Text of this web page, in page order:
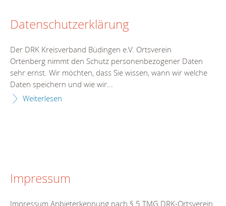
Datenschutzerklärung
Der DRK Kreisverband Büdingen e.V. Ortsverein
Ortenberg nimmt den Schutz personenbezogener Daten
sehr ernst. Wir möchten, dass Sie wissen, wann wir welche
Daten speichern und wie wir...
Weiterlesen
Impressum
Impressum Anbieterkennung nach § 5 TMG DRK-Ortsverein